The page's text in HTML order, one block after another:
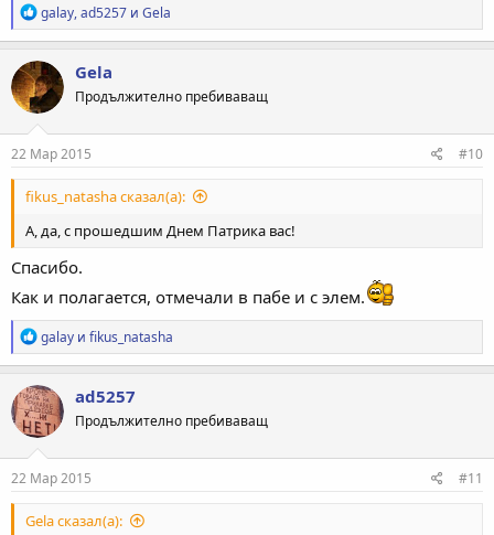
Р
е
а
к
ц
и
и
:
galay,ad5257 и Gela
Gela
Продължително пребиваващ
22 Мар 2015 #10
fikus_natasha сказал(а):
А, да, с прошедшим Днем Патрика вас!
Спасибо.
Как и полагается, отмечали в пабе и с элем.
Р
е
а
к
ц
и
и
:
galay и fikus_natasha
ad5257
Продължително пребиваващ
22 Мар 2015 #11
Gela сказал(а):